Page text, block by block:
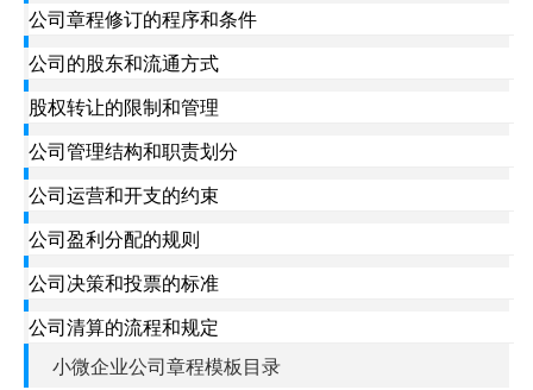
公司章程修订的程序和条件
公司的股东和流通方式
股权转让的限制和管理
公司管理结构和职责划分
公司运营和开支的约束
公司盈利分配的规则
公司决策和投票的标准
公司清算的流程和规定
小微企业公司章程模板目录